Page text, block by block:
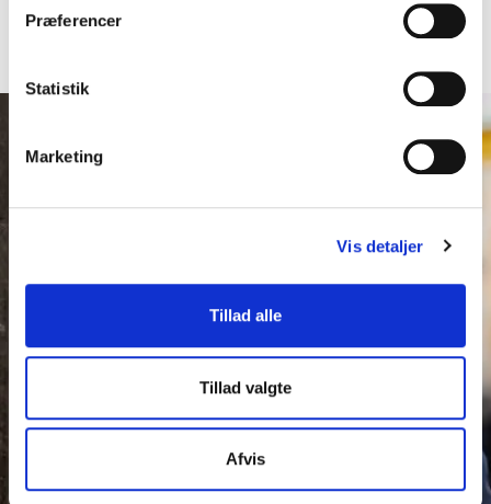
Præferencer
Statistik
Marketing
Vis detaljer
Tillad alle
Tillad valgte
Afvis
foredragsholder. Du kan til enhver tid tilbagekalde dit samtykke. Læs mere i
voresprivatlivspolitik